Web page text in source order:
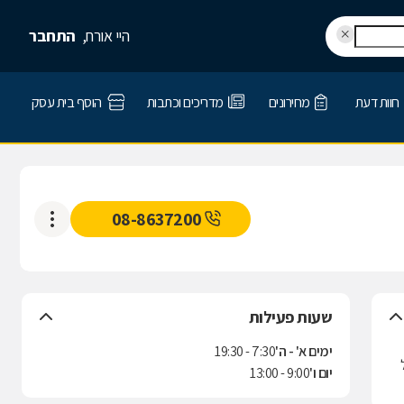
היי אורח, התחבר
חוות דעת מחירונים מדריכים וכתבות הוסף בית עסק
08-8637200
שעות פעילות
ימים א' - ה'7:30 - 19:30
יום ו'9:00 - 13:00